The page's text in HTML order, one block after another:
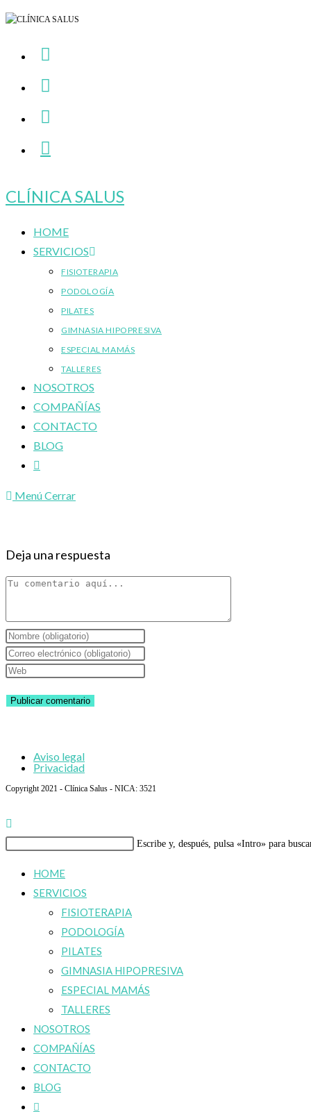
Ir
contenido
CLÍNICA SALUS
HOME
SERVICIOS
FISIOTERAPIA
PODOLOGÍA
PILATES
GIMNASIA HIPOPRESIVA
ESPECIAL MAMÁS
TALLERES
NOSOTROS
COMPAÑÍAS
CONTACTO
BLOG
Alternar
de
MenúCerrar
Deja una respuesta
Comentario
Introduce
tu
nombre
nombre
comentar
Introduce
tu
de
comentar
Introduce
URL
(opcional)
Aviso legal
Privacidad
Copyright 2021 - Clínica Salus - NICA: 3521
Buscar
Escribe y, después, pulsa «Intro» para
HOME
SERVICIOS
FISIOTERAPIA
PODOLOGÍA
PILATES
GIMNASIA HIPOPRESIVA
ESPECIAL MAMÁS
TALLERES
NOSOTROS
COMPAÑÍAS
CONTACTO
BLOG
Alternar